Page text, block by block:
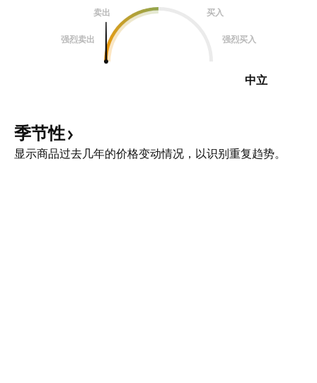
卖出
买入
强烈卖出 强烈买入
中立
季节性
显示商品过去几年的价格变动情况，以识别重复趋势。